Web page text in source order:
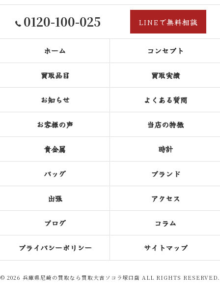
0120-100-025 LINEで無料相談
ホーム コンセプト
買取品目 買取実績
お知らせ よくある質問
お客様の声 当店の特徴
貴金属 時計
バッグ ブランド
出張 アクセス
ブログ コラム
プライバシーポリシー サイトマップ
© 2026 兵庫県尼崎の買取なら買取大吉ソコラ塚口店 ALL RIGHTS RESERVED.